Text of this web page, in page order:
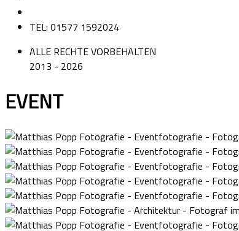
TEL: 01577 1592024
ALLE RECHTE VORBEHALTEN
2013 - 2026
EVENT